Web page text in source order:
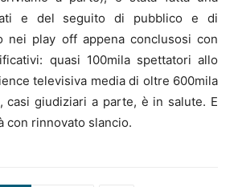
e del seguito di pubblico e di
nei play off appena conclusosi con
quasi 100mila spettatori allo
televisiva media di oltre 600mila
casi giudiziari a parte, è in salute. E
con rinnovato slancio.